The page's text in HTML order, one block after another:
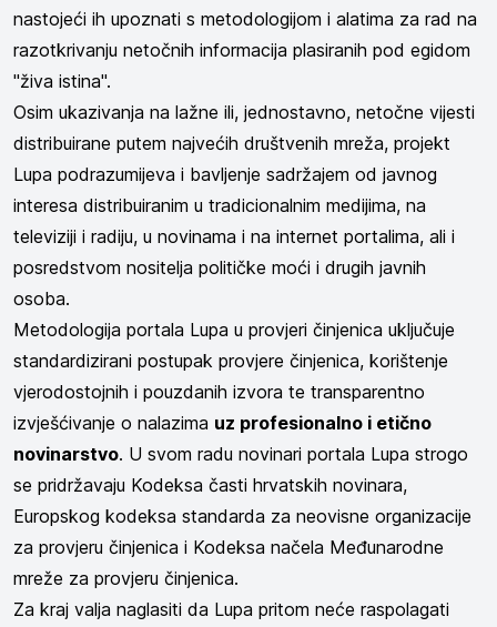
nastojeći ih upoznati s metodologijom i alatima za rad na
razotkrivanju netočnih informacija plasiranih pod egidom
"živa istina".
Osim ukazivanja na lažne ili, jednostavno, netočne vijesti
distribuirane putem najvećih društvenih mreža, projekt
Lupa podrazumijeva i bavljenje sadržajem od javnog
interesa distribuiranim u tradicionalnim medijima, na
televiziji i radiju, u novinama i na internet portalima, ali i
posredstvom nositelja političke moći i drugih javnih
osoba.
Metodologija portala Lupa u provjeri činjenica uključuje
standardizirani postupak provjere činjenica, korištenje
vjerodostojnih i pouzdanih izvora te transparentno
izvješćivanje o nalazima uz profesionalno i etično
novinarstvo. U svom radu novinari portala Lupa strogo
se pridržavaju Kodeksa časti hrvatskih novinara,
Europskog kodeksa standarda za neovisne organizacije
za provjeru činjenica i Kodeksa načela Međunarodne
mreže za provjeru činjenica.
Za kraj valja naglasiti da Lupa pritom neće raspolagati